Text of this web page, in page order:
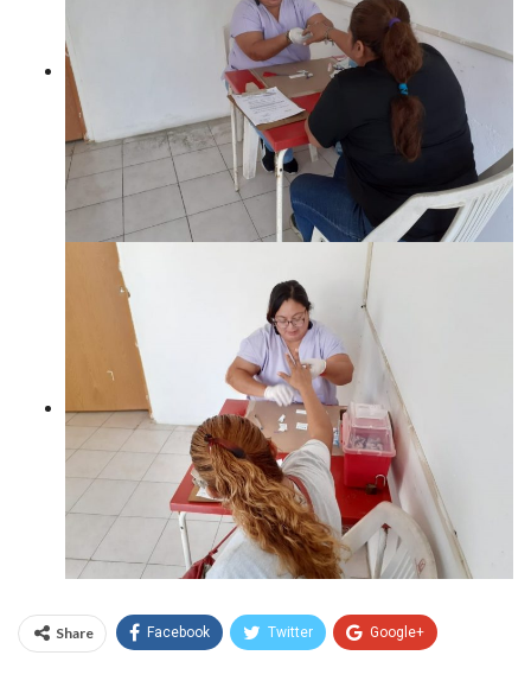
Share Facebook Twitter Google+